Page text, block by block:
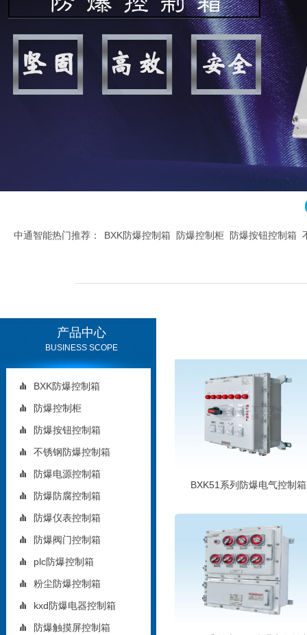
中通智能热门推荐： BXK防爆控制箱 防爆控制柜 防爆按钮控制箱
产品中心
BUSINESS SCOPE
BXK防爆控制箱
防爆控制柜
防爆按钮控制箱
不锈钢防爆控制箱
防爆电源控制箱
防爆防腐控制箱
防爆仪表控制箱
防爆阀门控制箱
plc防爆控制箱
粉尘防爆控制箱
kxd防爆电器控制箱
防爆触摸屏控制箱
BXK51系列防爆电气控制箱